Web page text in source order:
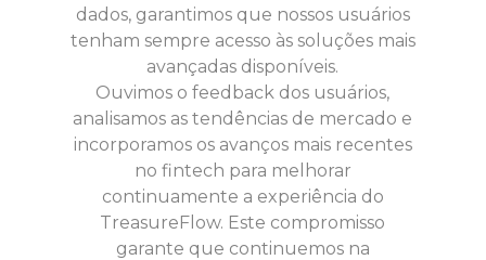
dados, garantimos que nossos usuários
tenham sempre acesso às soluções mais
avançadas disponíveis.
Ouvimos o feedback dos usuários,
analisamos as tendências de mercado e
incorporamos os avanços mais recentes
no fintech para melhorar
continuamente a experiência do
TreasureFlow. Este compromisso
garante que continuemos na